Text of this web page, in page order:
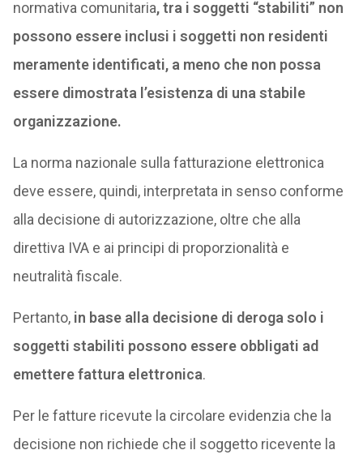
normativa comunitaria, tra i soggetti “stabiliti” non
possono essere inclusi i soggetti non residenti
meramente identificati, a meno che non possa
essere dimostrata l’esistenza di una stabile
organizzazione.
La norma nazionale sulla fatturazione elettronica
deve essere, quindi, interpretata in senso conforme
alla decisione di autorizzazione, oltre che alla
direttiva IVA e ai principi di proporzionalità e
neutralità fiscale.
Pertanto, in base alla decisione di deroga solo i
soggetti stabiliti possono essere obbligati ad
emettere fattura elettronica.
Per le fatture ricevute la circolare evidenzia che la
decisione non richiede che il soggetto ricevente la